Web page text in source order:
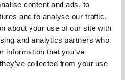
content and ads, to
and to analyse our traffic.
about your use of our site with
and analytics partners who
information that you’ve
collected from your use